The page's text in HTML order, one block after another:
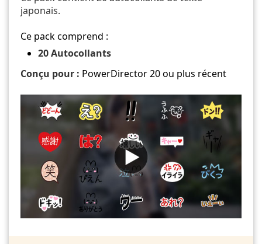
japonais.
Ce pack comprend :
20 Autocollants
Conçu pour : PowerDirector 20 ou plus récent